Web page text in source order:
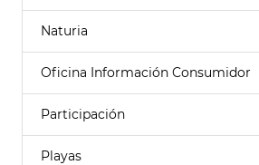
Naturia
Oficina Información Consumidor
Participación
Playas